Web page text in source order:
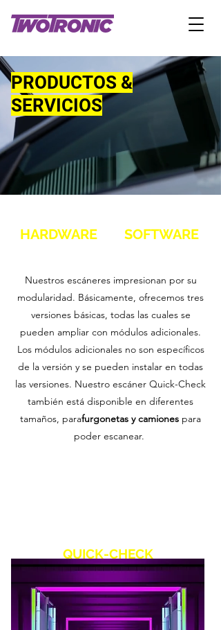
PRODUCTOS &
SERVICIOS
HARDWARE SOFTWARE
Nuestros escáneres impresionan por su
modularidad. Básicamente, ofrecemos tres
versiones básicas, todas las cuales se
pueden ampliar con módulos adicionales.
Los módulos adicionales no son específicos
de la versión y se pueden instalar en todas
las versiones. Nuestro escáner Quick-Check
también está disponible en diferentes
tamaños, parafurgonetas y camiones para
poder escanear.
QUICK-CHECK